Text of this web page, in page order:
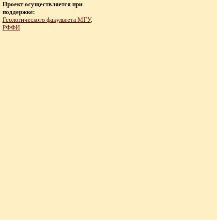
Проект осуществляется при
поддержке:
Геологического факультета МГУ,
РФФИ